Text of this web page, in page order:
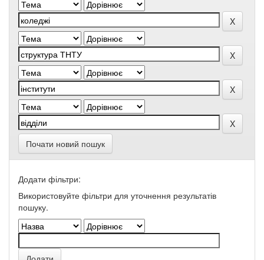
Почати новий пошук
Додати фільтри:
Використовуйте фільтри для уточнення результатів
пошуку.